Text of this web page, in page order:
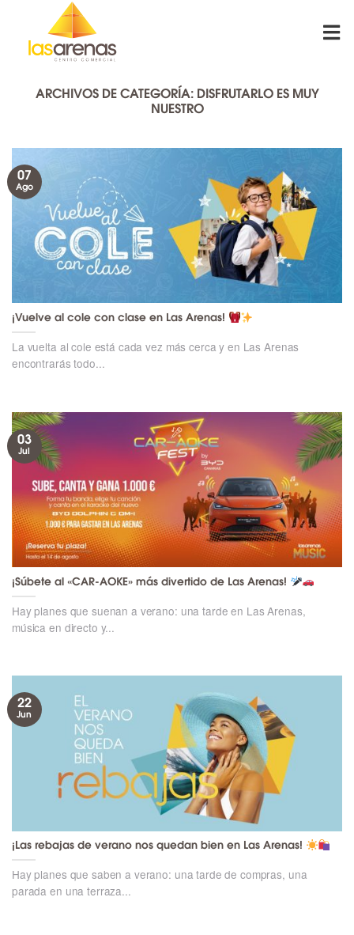
content
ARCHIVOS DE CATEGORÍA: DISFRUTARLO ES MUY
NUESTRO
¡Vuelve al cole con clase en Las Arenas!
La vuelta al cole está cada vez más cerca y en Las Arenas
encontrarás todo...
07
Ago
¡Súbete al «CAR-AOKE» más divertido de Las Arenas!
Hay planes que suenan a verano: una tarde en Las Arenas,
música en directo y...
03
Jul
¡Las rebajas de verano nos quedan bien en Las Arenas!
Hay planes que saben a verano: una tarde de compras, una
parada en una terraza...
22
Jun